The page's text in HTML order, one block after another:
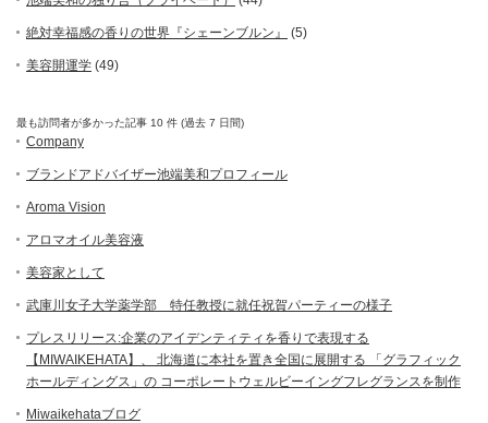
絶対幸福感の香りの世界『シェーンブルン』 (5)
美容開運学 (49)
最も訪問者が多かった記事 10 件 (過去 7 日間)
Company
ブランドアドバイザー池端美和プロフィール
Aroma Vision
アロマオイル美容液
美容家として
武庫川女子大学薬学部 特任教授に就任祝賀パーティーの様子
プレスリリース:企業のアイデンティティを香りで表現する
【MIWAIKEHATA】、 北海道に本社を置き全国に展開する 「グラフィック
ホールディングス」の コーポレートウェルビーイングフレグランスを制作
Miwaikehataブログ